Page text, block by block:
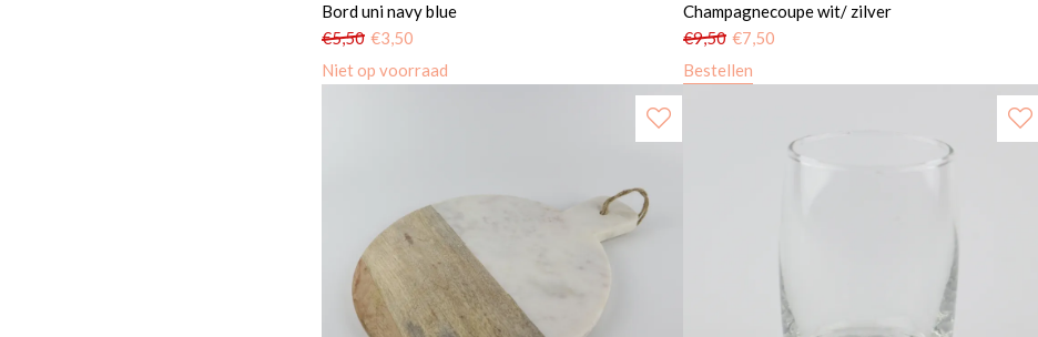
Bord uni navy blue
€5,50 €3,50
Niet op voorraad
Champagnecoupe wit/ zilver
€9,50 €7,50
Bestellen